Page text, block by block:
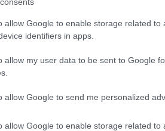
allow Google to enable storage related to
identifiers in apps.
allow my user data to be sent to Google
allow Google to send me personalized
allow Google to enable storage related to
pronti per seguire il Grande
nome e avremo il responso
al tennis per il nuovo anno.
edizione si presenta come un
e tutte le informazioni
momento fino alla doppia
il 21 febbraio.